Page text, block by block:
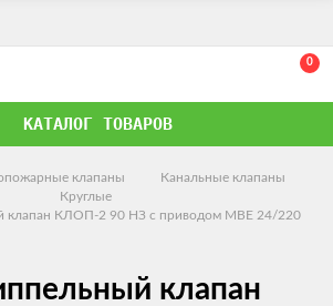
0
КАТАЛОГ ТОВАРОВ
клапаны
Канальные клапаны
Круглые
клапан КЛОП-2 90 НЗ с приводом MBE 24/220
клапан